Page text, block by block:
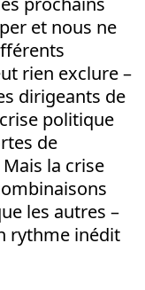
et nous ne
rien exclure –
dirigeants de
politique
de
la crise
les autres –
rythme inédit